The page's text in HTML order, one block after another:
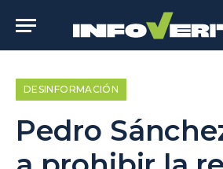
DESINFORMACIÓN
Pedro